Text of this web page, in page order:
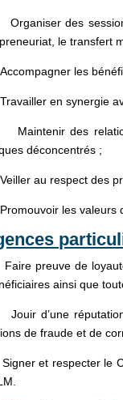
des sessions
le transfert
les
en synergie
des relations
déconcentrés ;
au respect des
les valeurs de
preuve de loyauté
ainsi que
d’une réputation
de fraude et de
et respecter le